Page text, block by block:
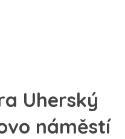
Uherský
náměstí